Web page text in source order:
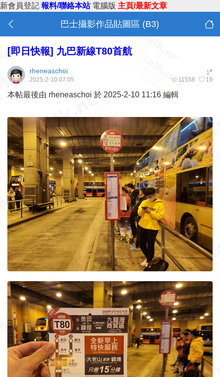
新會員登記 報料/聯絡本站 電腦版 主頁/最新文章
巴士攝影作品貼圖區 (B3)
[即日快報] 九巴新線T80首航
1#
rheneaschoi
11558 19
2025-2-10 07:05
本帖最後由 rheneaschoi 於 2025-2-10 11:16 編輯